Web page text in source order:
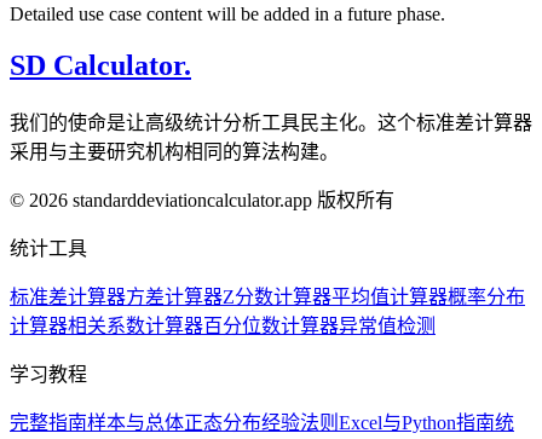
Detailed use case content will be added in a future phase.
SD Calculator.
我们的使命是让高级统计分析工具民主化。这个标准差计算器
采用与主要研究机构相同的算法构建。
© 2026 standarddeviationcalculator.app 版权所有
统计工具
标准差计算器方差计算器Z分数计算器平均值计算器概率分布
计算器相关系数计算器百分位数计算器异常值检测
学习教程
完整指南样本与总体正态分布经验法则 Excel与Python指南统